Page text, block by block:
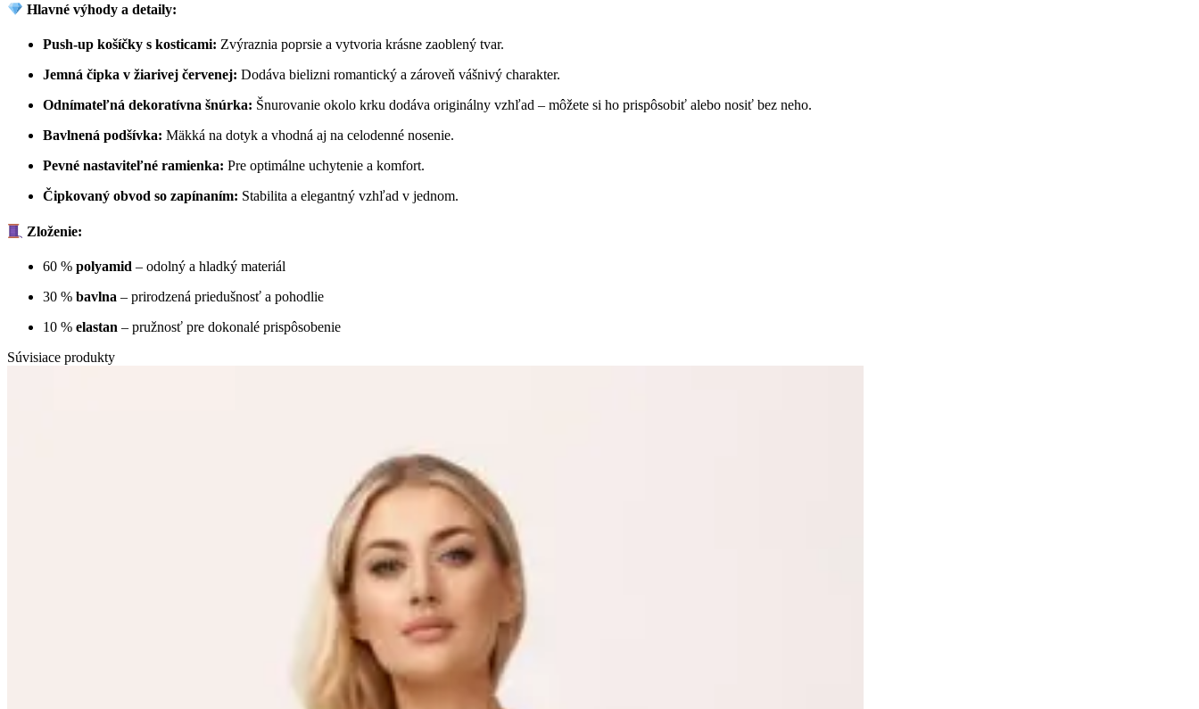
Hlavné výhody a detaily:
Push-up košíčky s kosticami: Zvýraznia poprsie a vytvoria krásne zaoblený tvar.
Jemná čipka v žiarivej červenej: Dodáva bielizni romantický a zároveň vášnivý charakter.
Odnímateľná dekoratívna šnúrka: Šnurovanie okolo krku dodáva originálny vzhľad – môžete si ho prispôsobiť alebo nosiť bez neho.
Bavlnená podšívka: Mäkká na dotyk a vhodná aj na celodenné nosenie.
Pevné nastaviteľné ramienka: Pre optimálne uchytenie a komfort.
Čipkovaný obvod so zapínaním: Stabilita a elegantný vzhľad v jednom.
Zloženie:
60 % polyamid – odolný a hladký materiál
30 % bavlna – prirodzená priedušnosť a pohodlie
10 % elastan – pružnosť pre dokonalé prispôsobenie
Súvisiace produkty